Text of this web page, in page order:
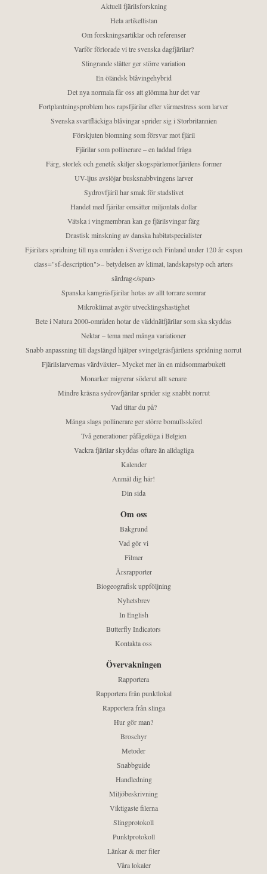
Aktuell fjärilsforskning
Hela artikellistan
Om forskningsartiklar och referenser
Varför förlorade vi tre svenska dagfjärilar?
Slingrande slåtter ger större variation
En öländsk blåvingehybrid
Det nya normala får oss att glömma hur det var
Fortplantningsproblem hos rapsfjärilar efter värmestress som larver
Svenska svartfläckiga blåvingar sprider sig i Storbritannien
Förskjuten blomning som försvar mot fjäril
Fjärilar som pollinerare – en laddad fråga
Färg, storlek och genetik skiljer skogspärlemorfjärilens former
UV-ljus avslöjar busksnabbvingens larver
Sydrovfjäril har smak för stadslivet
Handel med fjärilar omsätter miljontals dollar
Vätska i vingmembran kan ge fjärilsvingar färg
Drastisk minskning av danska habitatspecialister
Fjärilars spridning till nya områden i Sverige och Finland under 120 år <span
class="sf-description">– betydelsen av klimat, landskapstyp och arters
särdrag</span>
Spanska kamgräsfjärilar hotas av allt torrare somrar
Mikroklimat avgör utvecklingshastighet
Bete i Natura 2000-områden hotar de väddnätfjärilar som ska skyddas
Nektar – tema med många variationer
Snabb anpassning till dagslängd hjälper svingelgräsfjärilens spridning norrut
Fjärilslarvernas värdväxter– Mycket mer än en midsommarbukett
Monarker migrerar söderut allt senare
Mindre kräsna sydrovfjärilar sprider sig snabbt norrut
Vad tittar du på?
Många slags pollinerare ger större bomullsskörd
Två generationer påfågelöga i Belgien
Vackra fjärilar skyddas oftare än alldagliga
Kalender
Anmäl dig här!
Din sida
Om oss
Bakgrund
Vad gör vi
Filmer
Årsrapporter
Biogeografisk uppföljning
Nyhetsbrev
In English
Butterfly Indicators
Kontakta oss
Övervakningen
Rapportera
Rapportera från punktlokal
Rapportera från slinga
Hur gör man?
Broschyr
Metoder
Snabbguide
Handledning
Miljöbeskrivning
Viktigaste filerna
Slingprotokoll
Punktprotokoll
Länkar & mer filer
Våra lokaler